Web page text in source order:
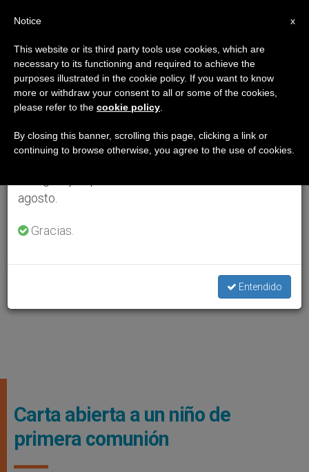
Carta abierta a un niño de
primera comunión
×
Aviso importante
Del 27 de julio al 7 de agosto haremos la pausa
anual, aprovechando que en el periodo de verano
se generan menos informaciones y también el
agosto.
Gracias.
Entendido
x
Notice
This website or its third party tools use cookies, which are
necessary to its functioning and required to achieve the
purposes illustrated in the cookie policy. If you want to know
more or withdraw your consent to all or some of the cookies,
please refer to the cookie policy
By closing this banner, scrolling this page, clicking a link or
continuing to browse otherwise, you agree to the use of cookies.